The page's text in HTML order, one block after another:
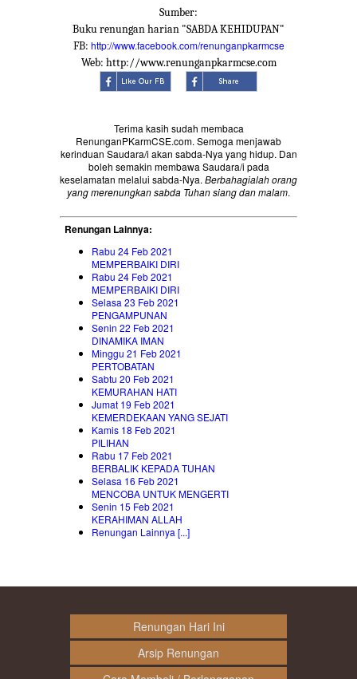
Sumber:
Buku renungan harian "SABDA KEHIDUPAN"
FB: http://www.facebook.com/renunganpkarmcse
Web: http://www.renunganpkarmcse.com
Terima kasih sudah membaca
RenunganPKarmCSE.com. Semoga menjawab
kerinduan Saudara/i akan sabda-Nya yang hidup. Dan
boleh semakin membawa Saudara/i pada
keselamatan melalui sabda-Nya. Berbahagialah orang
yang merenungkan sabda Tuhan siang dan malam.
Renungan Lainnya:
Rabu 24 Feb 2021
MEMPERBAIKI DIRI
Rabu 24 Feb 2021
MEMPERBAIKI DIRI
Selasa 23 Feb 2021
PENGAMPUNAN
Senin 22 Feb 2021
DINAMIKA IMAN
Minggu 21 Feb 2021
PERTOBATAN
Sabtu 20 Feb 2021
KEMURAHAN HATI
Jumat 19 Feb 2021
KEMERDEKAAN YANG SEJATI
Kamis 18 Feb 2021
PILIHAN
Rabu 17 Feb 2021
BERBALIK KEPADA TUHAN
Selasa 16 Feb 2021
MENCOBA UNTUK MENGERTI
Senin 15 Feb 2021
KERAHIMAN ALLAH
Renungan Lainnya [...]
Renungan Hari Ini
Arsip Renungan